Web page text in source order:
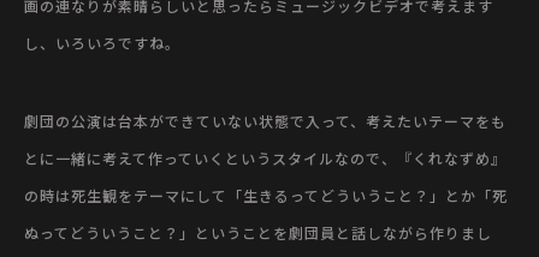
画の連なりが素晴らしいと思ったらミュージックビデオで考えます
し、いろいろですね。
劇団の公演は台本ができていない状態で入って、考えたいテーマをも
とに一緒に考えて作っていくというスタイルなので、『くれなずめ』
の時は死生観をテーマにして「生きるってどういうこと？」とか「死
ぬってどういうこと？」ということを劇団員と話しながら作りまし